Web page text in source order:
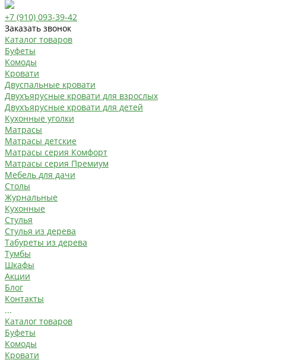
+7 (910) 093-39-42
Заказать звонок
Каталог товаров
Буфеты
Комоды
Кровати
Двуспальные кровати
Двухъярусные кровати для взрослых
Двухъярусные кровати для детей
Кухонные уголки
Матрасы
Матрасы детские
Матрасы серия Комфорт
Матрасы серия Премиум
Мебель для дачи
Столы
Журнальные
Кухонные
Стулья
Стулья из дерева
Табуреты из дерева
Тумбы
Шкафы
Акции
Блог
Контакты
...
Каталог товаров
Буфеты
Комоды
Кровати